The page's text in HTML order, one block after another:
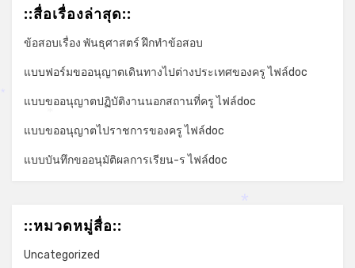
::สื่อเรื่องล่าสุด::
ข้อสอบเรื่อง พันธุศาสตร์ ฝึกทำข้อสอบ
แบบฟอร์มขออนุญาตเดินทางไปต่างประเทศของครู ไฟล์doc
แบบขออนุญาตปฏิบัติงานนอกสถานที่ครู ไฟล์doc
แบบขออนุญาตไปราชการของครู ไฟล์doc
แบบบันทึกขออนุมัติผลการเรียน-ร ไฟล์doc
::หมวดหมู่สื่อ::
Uncategorized
*